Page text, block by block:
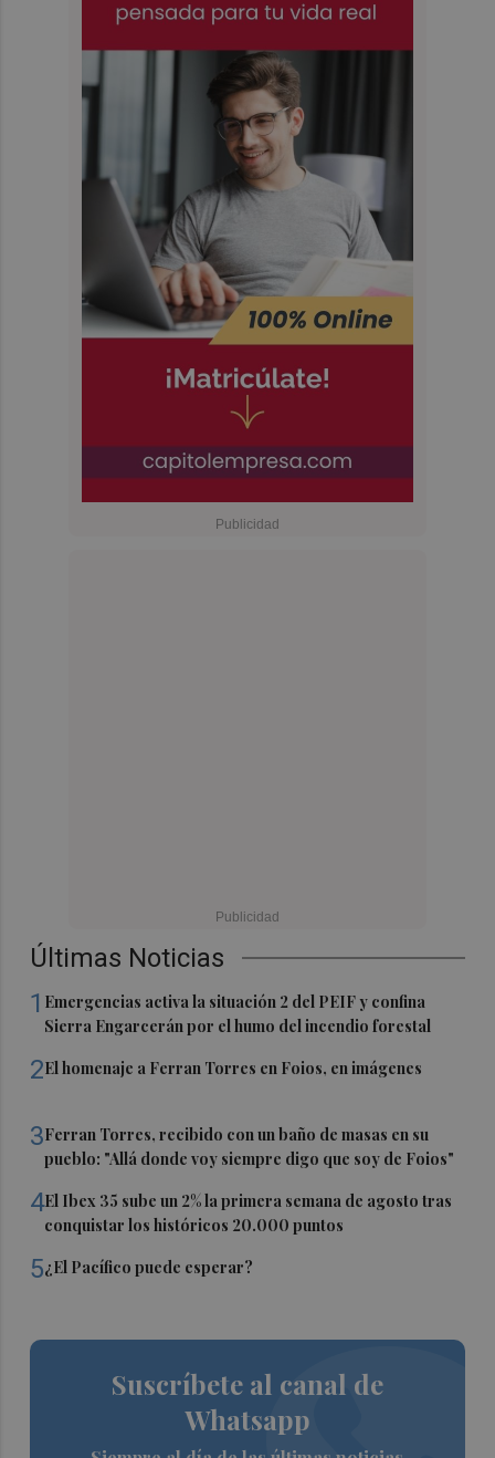
Últimas Noticias
1 Emergencias activa la situación 2 del PEIF y confina
Sierra Engarcerán por el humo del incendio forestal
2El homenaje a Ferran Torres en Foios, en imágenes
3Ferran Torres, recibido con un baño de masas en su
pueblo: "Allá donde voy siempre digo que soy de Foios"
4El Ibex 35 sube un 2% la primera semana de agosto tras
conquistar los históricos 20.000 puntos
5¿El Pacífico puede esperar?
Suscríbete al canal de
Whatsapp